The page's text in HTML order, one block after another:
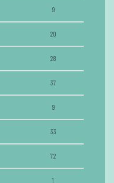
9
20
28
37
9
33
72
1